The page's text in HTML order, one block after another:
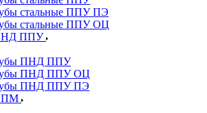
стальные ППУ ПЭ
стальные ППУ ОЦ
ППУ
ПНД ППУ
ПНД ППУ ОЦ
ПНД ППУ ПЭ